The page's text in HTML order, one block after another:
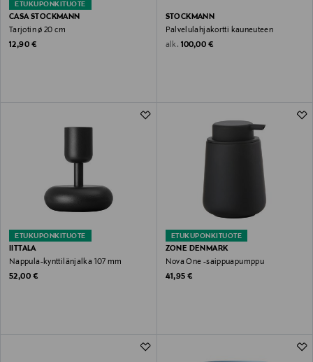
ETUKUPONKITUOTE
CASA STOCKMANN
Tarjotin ø 20 cm
Original Price
12,90 €
STOCKMANN
Palvelulahjakortti kauneuteen
alk. Original Price
100,00 €
ETUKUPONKITUOTE
IITTALA
Nappula-kynttilänjalka 107 mm
Original Price
52,00 €
ETUKUPONKITUOTE
ZONE DENMARK
Nova One -saippuapumppu
Original Price
41,95 €